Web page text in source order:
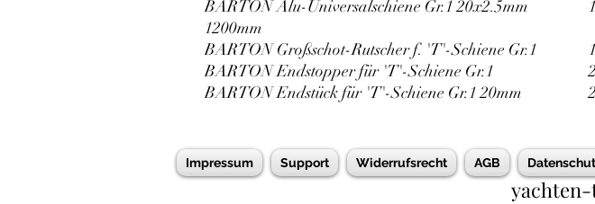
BARTON Alu-Universalschiene Gr.1 20x2.5mm
1200mm
1
BARTON Großschot-Rutscher f. 'T'-Schiene Gr.1
1
BARTON Endstopper für 'T'-Schiene Gr.1
2
BARTON Endstück für 'T'-Schiene Gr.1 20mm
2
Impressum Support Widerrufsrecht AGB